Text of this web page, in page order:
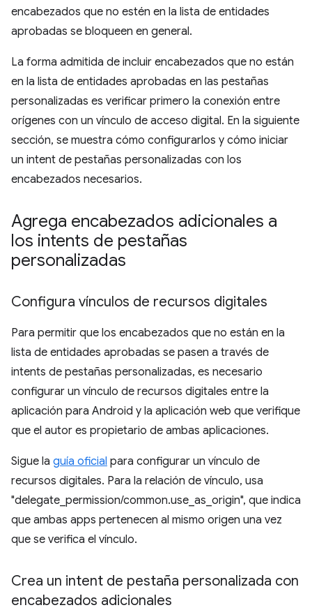
encabezados que no estén en la lista de entidades
aprobadas se bloqueen en general.
La forma admitida de incluir encabezados que no están
en la lista de entidades aprobadas en las pestañas
personalizadas es verificar primero la conexión entre
orígenes con un vínculo de acceso digital. En la siguiente
sección, se muestra cómo configurarlos y cómo iniciar
un intent de pestañas personalizadas con los
encabezados necesarios.
Agrega encabezados adicionales a
los intents de pestañas
personalizadas
Configura vínculos de recursos digitales
Para permitir que los encabezados que no están en la
lista de entidades aprobadas se pasen a través de
intents de pestañas personalizadas, es necesario
configurar un vínculo de recursos digitales entre la
aplicación para Android y la aplicación web que verifique
que el autor es propietario de ambas aplicaciones.
Sigue la guía oficial para configurar un vínculo de
recursos digitales. Para la relación de vínculo, usa
"delegate_permission/common.use_as_origin", que indica
que ambas apps pertenecen al mismo origen una vez
que se verifica el vínculo.
Crea un intent de pestaña personalizada con
encabezados adicionales